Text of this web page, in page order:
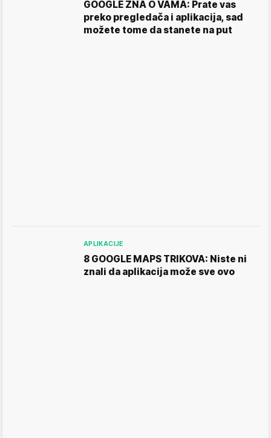
GOOGLE ZNA O VAMA: Prate vas
preko pregledača i aplikacija, sad
možete tome da stanete na put
APLIKACIJE
8 GOOGLE MAPS TRIKOVA: Niste ni
znali da aplikacija može sve ovo